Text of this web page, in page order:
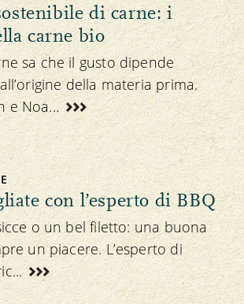
di carne: i
carne bio
sa che il gusto dipende
della materia prima.
e Noa...
con l’esperto di BBQ
o un bel filetto: una buona
un piacere. L’esperto di